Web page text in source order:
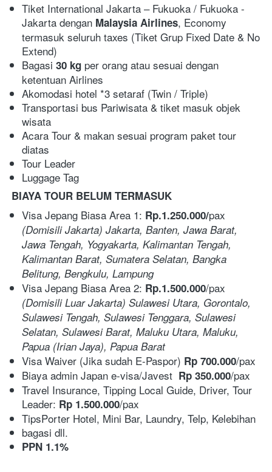
Tiket International Jakarta – Fukuoka / Fukuoka -
Jakarta dengan Malaysia Airlines, Economy
termasuk seluruh taxes (Tiket Grup Fixed Date & No
Extend)
Bagasi 30 kg per orang atau sesuai dengan
ketentuan Airlines
Akomodasi hotel *3 setaraf (Twin / Triple)
Transportasi bus Pariwisata & tiket masuk objek
wisata
Acara Tour & makan sesuai program paket tour
diatas
Tour Leader
Luggage Tag
BIAYA TOUR BELUM TERMASUK
Visa Jepang Biasa Area 1: Rp.1.250.000/
(Domisili Jakarta) Jakarta, Banten, Jawa Barat,
Jawa Tengah, Yogyakarta, Kalimantan Tengah,
Kalimantan Barat, Sumatera Selatan, Bangka
Belitung, Bengkulu, Lampung
Visa Jepang Biasa Area 2: Rp.1.500.000
(Domisili Luar Jakarta) Sulawesi Utara, Gorontalo,
Sulawesi Tengah, Sulawesi Tenggara, Sulawesi
Selatan, Sulawesi Barat, Maluku Utara, Maluku,
Papua (Irian Jaya), Papua Barat
Visa Waiver (Jika sudah E-Paspor) Rp 700.000/pax
Biaya admin Japan e-visa/Javest Rp 350.000/pax
Travel Insurance, Tipping Local Guide, Driver, Tour
Leader: Rp 1.500.000/pax
TipsPorter Hotel, Mini Bar, Laundry, Telp, Kelebihan
bagasi dll.
PPN 1.1%